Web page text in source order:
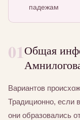
падежам
01Общая
Вариантов
Традиционно, если
они образовались